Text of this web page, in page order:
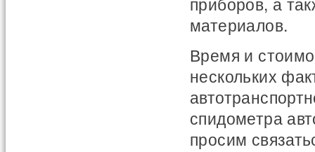
материалов.
Время и
нескольких
спидометра
просим